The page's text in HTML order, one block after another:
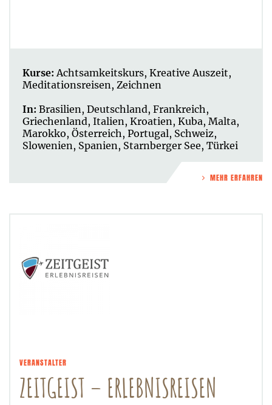
Kurse: Achtsamkeitskurs, Kreative Auszeit,
Meditationsreisen, Zeichnen
In: Brasilien, Deutschland, Frankreich,
Griechenland, Italien, Kroatien, Kuba, Malta,
Marokko, Österreich, Portugal, Schweiz,
Slowenien, Spanien, Starnberger See, Türkei
MEHR ERFAHREN
VERANSTALTER
ZEITGEIST – ERLEBNISREISEN